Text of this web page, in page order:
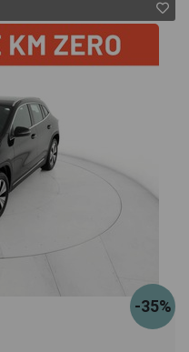
-35%